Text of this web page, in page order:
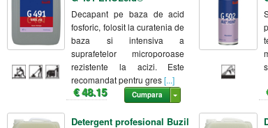
Decapant pe baza de acid
fosforic, folosit la curatenia de
baza si intensiva a
suprafetelor microporoase
rezistente la acizi. Este
recomandat pentru gres[...]
€ 48.15 Cumpara
Detergent profesional Buzil